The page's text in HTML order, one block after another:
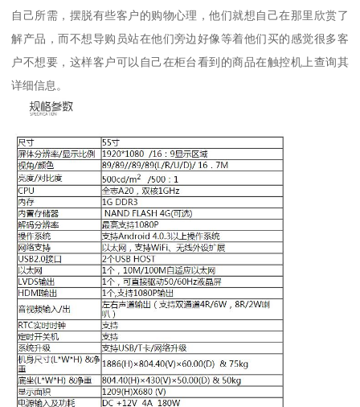
自己所需，摆脱有些客户的购物心理，他们就想自己在那里欣赏了
解产品，而不想导购员站在他们旁边好像等着他们买的感觉很多客
户不想要，这样客户可以自己在柜台看到的商品在触控机上查询其
详细信息。